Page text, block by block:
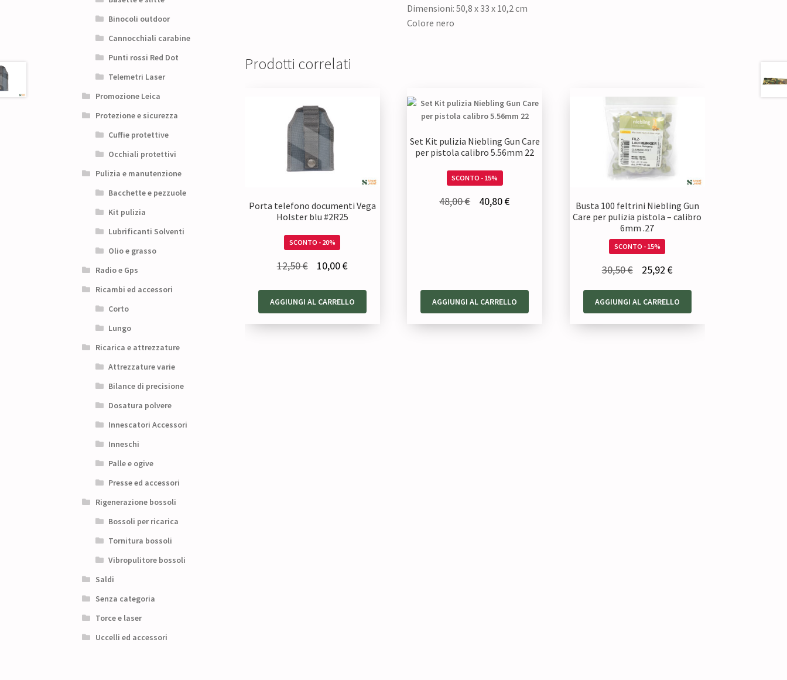
Dimensioni: 50,8 x 33 x 10,2 cm
Colore nero
Prodotti correlati
Porta telefono documenti Vega
Holster blu #2R25
SCONTO - 20%
12,50€
originale
era:
10,00€Il
attuale
è:
AGGIUNGI AL CARRELLO
Set Kit pulizia Niebling Gun Care
per pistola calibro 5.56mm 22
SCONTO - 15%
48,00€ 40,80€Il
AGGIUNGI AL CARRELLO
Busta 100 feltrini Niebling Gun
Care per pulizia pistola – calibro
6mm .27
SCONTO - 15%
30,50€
originale
25,92 €Il
attuale
AGGIUNGI AL CARRELLO
Binocoli outdoor
Cannocchiali carabine
Punti rossi Red Dot
Telemetri Laser
Promozione Leica
Protezione e sicurezza
Cuffie protettive
Occhiali protettivi
Pulizia e manutenzione
Bacchette e pezzuole
Kit pulizia
Lubrificanti Solventi
Olio e grasso
Radio e Gps
Ricambi ed accessori
Corto
Lungo
Ricarica e attrezzature
Attrezzature varie
Bilance di precisione
Dosatura polvere
Innescatori Accessori
Inneschi
Palle e ogive
Presse ed accessori
Rigenerazione bossoli
Bossoli per ricarica
Tornitura bossoli
Vibropulitore bossoli
Saldi
Senza categoria
Torce e laser
Uccelli ed accessori